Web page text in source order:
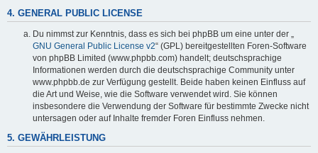
4. GENERAL PUBLIC LICENSE
Du nimmst zur Kenntnis, dass es sich bei phpBB um eine unter der „
GNU General Public License v2“ (GPL) bereitgestellten Foren-Software
von phpBB Limited (www.phpbb.com) handelt; deutschsprachige
Informationen werden durch die deutschsprachige Community unter
www.phpbb.de zur Verfügung gestellt. Beide haben keinen Einfluss auf
die Art und Weise, wie die Software verwendet wird. Sie können
insbesondere die Verwendung der Software für bestimmte Zwecke nicht
untersagen oder auf Inhalte fremder Foren Einfluss nehmen.
5. GEWÄHRLEISTUNG